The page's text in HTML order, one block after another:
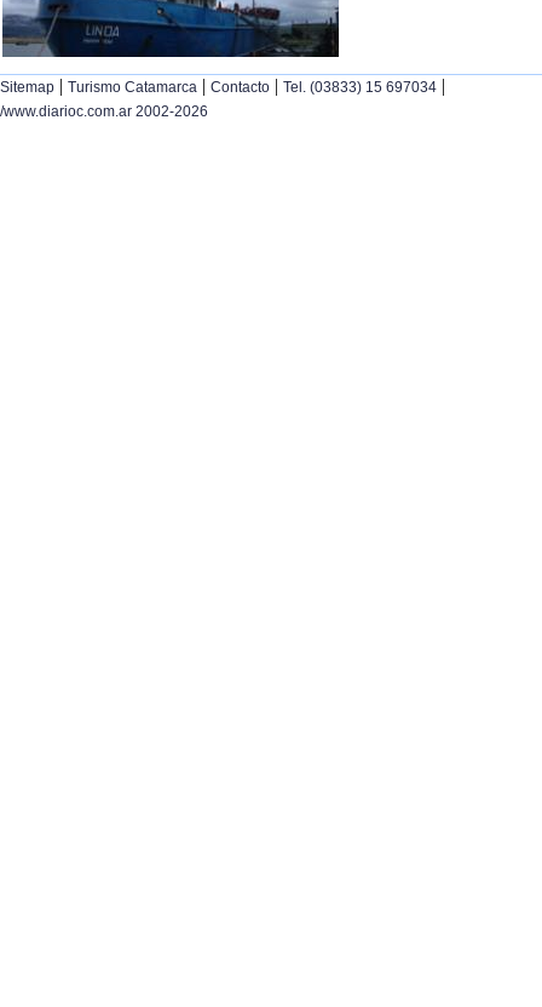
Sitemap | Turismo Catamarca | Contacto | Tel. (03833) 15 697034 |
/www.diarioc.com.ar 2002-2026